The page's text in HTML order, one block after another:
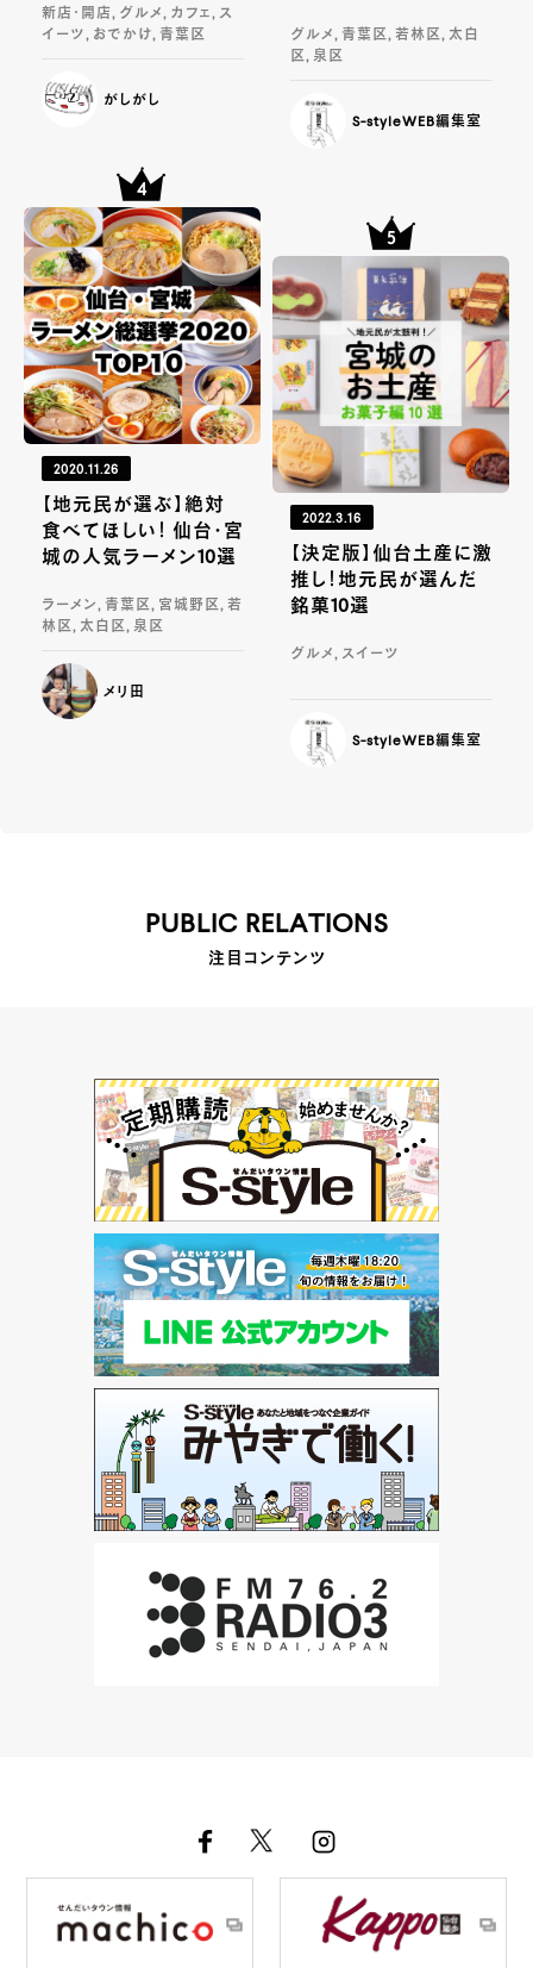
新店・開店, グルメ, カフェ, ス
イーツ, おでかけ, 青葉区
がしがし
グルメ, 青葉区, 若林区, 太白
区, 泉区
S-styleWEB編集室
2020.11.26
【地元民が選ぶ】絶対
食べてほしい！ 仙台・宮
城の人気ラーメン10選
ラーメン, 青葉区, 宮城野区, 若
林区, 太白区, 泉区
メリ田
2022.3.16
【決定版】仙台土産に激
推し！地元民が選んだ
銘菓10選
グルメ, スイーツ
S-styleWEB編集室
PUBLIC RELATIONS
注目コンテンツ